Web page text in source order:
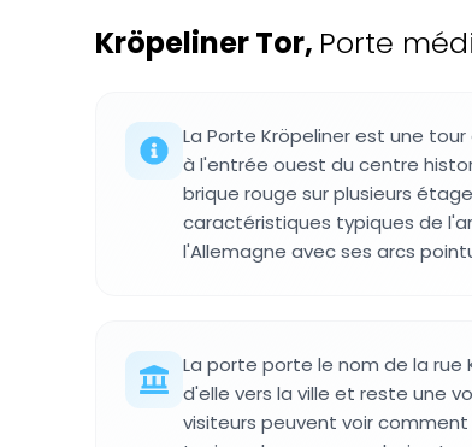
Kröpeliner Tor, Porte
La Porte Kröpeliner est une
à l'entrée ouest du centre
brique rouge sur plusieurs
caractéristiques typiques de
l'Allemagne avec ses arcs
La porte porte le nom de la rue
d'elle vers la ville et reste une
visiteurs peuvent voir